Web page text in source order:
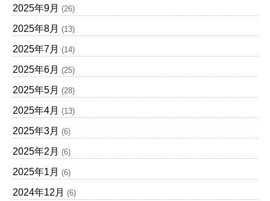
2025年9月 (26)
2025年8月 (13)
2025年7月 (14)
2025年6月 (25)
2025年5月 (28)
2025年4月 (13)
2025年3月 (6)
2025年2月 (6)
2025年1月 (6)
2024年12月 (6)